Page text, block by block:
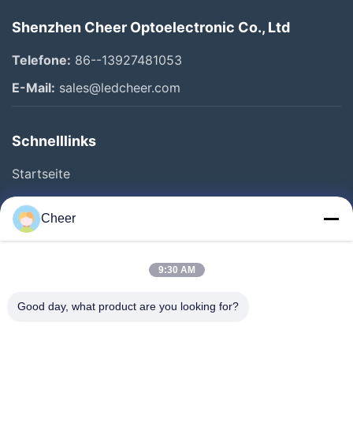
Shenzhen Cheer Optoelectronic Co., Ltd
Telefone: 86--13927481053
E-Mail: sales@ledcheer.com
Schnelllinks
Startseite
Produkte
Über Uns
Kontakt
Cheer
9:30 AM
Good day, what product are you looking for?